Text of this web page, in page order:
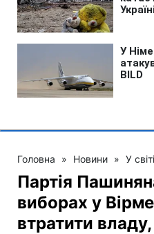
Головна » Новини » У світі
Партія
виборах у
втратити